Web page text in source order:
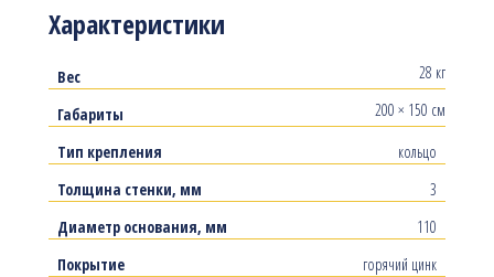
Характеристики
Вес
28 кг
Габариты
200 × 150 см
Тип крепления
кольцо
Толщина стенки, мм
3
Диаметр основания, мм
110
Покрытие
горячий цинк